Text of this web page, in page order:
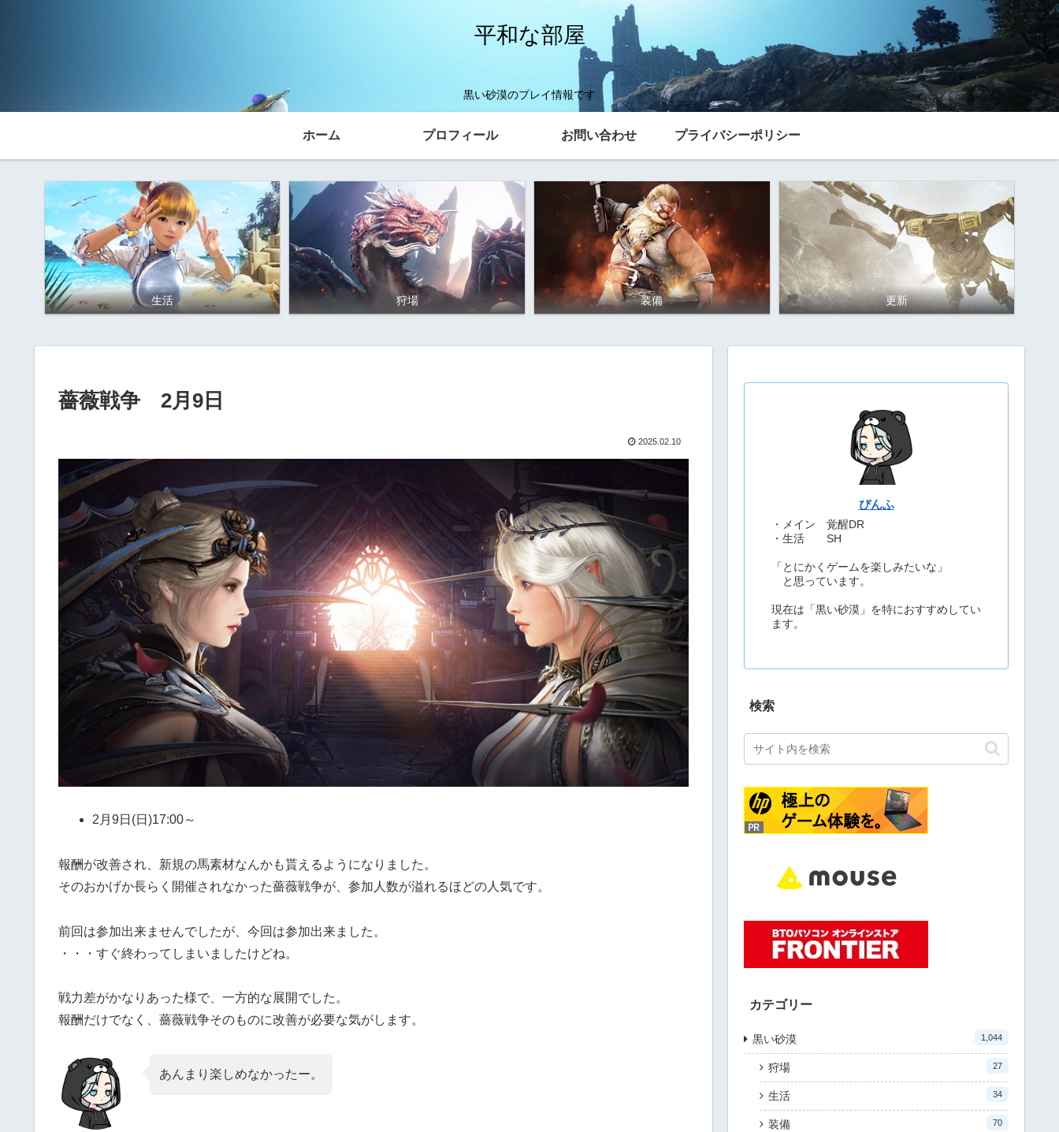
平和な部屋
黒い砂漠のプレイ情報です
ホーム プロフィール お問い合わせ プライバシーポリシー
生活 狩場 装備 更新
薔薇戦争 2月9日
2025.02.10
2月9日(日)17:00～
報酬が改善され、新規の馬素材なんかも貰えるようになりました。
そのおかげか長らく開催されなかった薔薇戦争が、参加人数が溢れるほどの人気です。
前回は参加出来ませんでしたが、今回は参加出来ました。
・・・すぐ終わってしまいましたけどね。
戦力差がかなりあった様で、一方的な展開でした。
報酬だけでなく、薔薇戦争そのものに改善が必要な気がします。
あんまり楽しめなかったー。
ぴんふ
・メイン 覚醒DR
・生活 SH
「とにかくゲームを楽しみたいな」
と思っています。
現在は「黒い砂漠」を特におすすめしてい
ます。
検索
カテゴリー
黒い砂漠 1,044
狩場 27
生活 34
装備 70